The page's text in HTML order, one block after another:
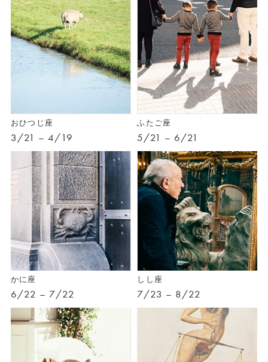
おひつじ座
3/21 – 4/19
ふたご座
5/21 – 6/21
かに座
6/22 – 7/22
しし座
7/23 – 8/22